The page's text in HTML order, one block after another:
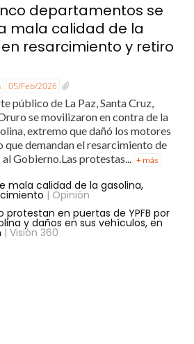
departamentos se
mala calidad de la
resarcimiento y retiro
05/Feb/2026
público de La Paz, Santa Cruz,
se movilizaron en contra de la
extremo que dañó los motores
que demandan el resarcimiento de
Gobierno.Las protestas... + más
mala calidad de la gasolina,
| Opinión
protestan en puertas de YPFB por
y daños en sus vehículos, en
| Visión 360